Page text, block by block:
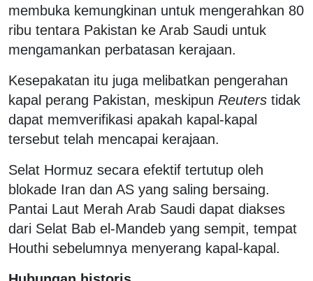
membuka kemungkinan untuk mengerahkan 80
ribu tentara Pakistan ke Arab Saudi untuk
mengamankan perbatasan kerajaan.
Kesepakatan itu juga melibatkan pengerahan
kapal perang Pakistan, meskipun Reuters tidak
dapat memverifikasi apakah kapal-kapal
tersebut telah mencapai kerajaan.
Selat Hormuz secara efektif tertutup oleh
blokade Iran dan AS yang saling bersaing.
Pantai Laut Merah Arab Saudi dapat diakses
dari Selat Bab el-Mandeb yang sempit, tempat
Houthi sebelumnya menyerang kapal-kapal.